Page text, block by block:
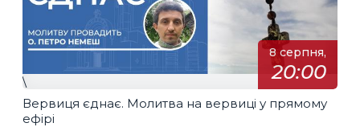
8 серпня,
20:00
\
Вервиця єднає. Молитва на вервиці у прямому
ефірі